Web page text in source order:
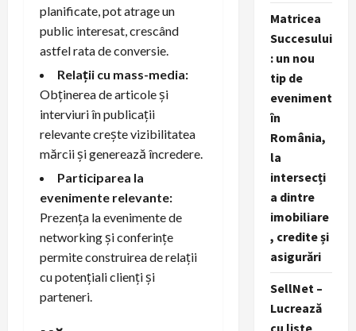
planificate, pot atrage un
public interesat, crescând
astfel rata de conversie.
Relații cu mass-media:
Obținerea de articole și
interviuri în publicații
relevante crește vizibilitatea
mărcii și generează încredere.
Participarea la
evenimente relevante:
Prezența la evenimente de
networking și conferințe
permite construirea de relații
cu potențiali clienți și
parteneri.
Matricea
Succesului
: un nou
tip de
eveniment
în
România,
la
intersecți
a dintre
imobiliare
, credite și
asigurări
SellNet –
Lucrează
cu liste